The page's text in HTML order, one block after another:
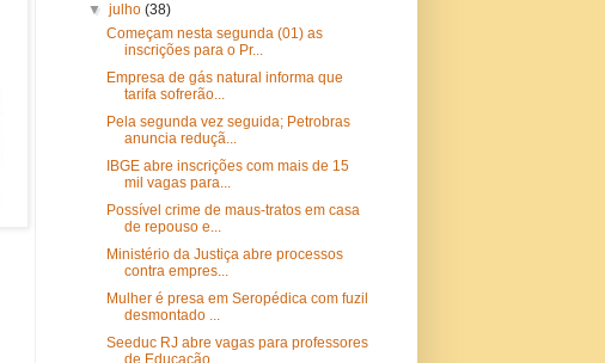
▼julho(38)
Começam nesta segunda (01) as
inscrições para o Pr...
Empresa de gás natural informa que
tarifa sofrerão...
Pela segunda vez seguida; Petrobras
anuncia reduçã...
IBGE abre inscrições com mais de 15
mil vagas para...
Possível crime de maus-tratos em casa
de repouso e...
Ministério da Justiça abre processos
contra empres...
Mulher é presa em Seropédica com fuzil
desmontado ...
Seeduc RJ abre vagas para professores
de Educação ...